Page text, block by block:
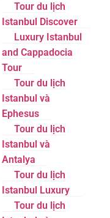
Tour du lịch
Istanbul Discover
Luxury Istanbul
and Cappadocia
Tour
Tour du lịch
Istanbul và
Ephesus
Tour du lịch
Istanbul và
Antalya
Tour du lịch
Istanbul Luxury
Tour du lịch